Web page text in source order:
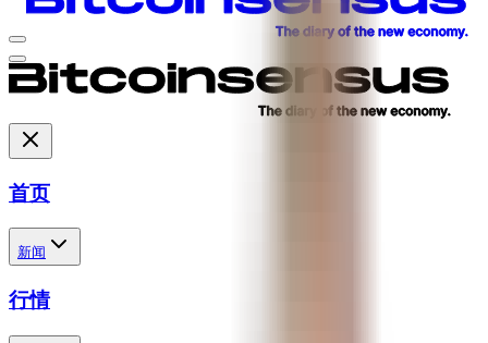
首页
新闻
行情